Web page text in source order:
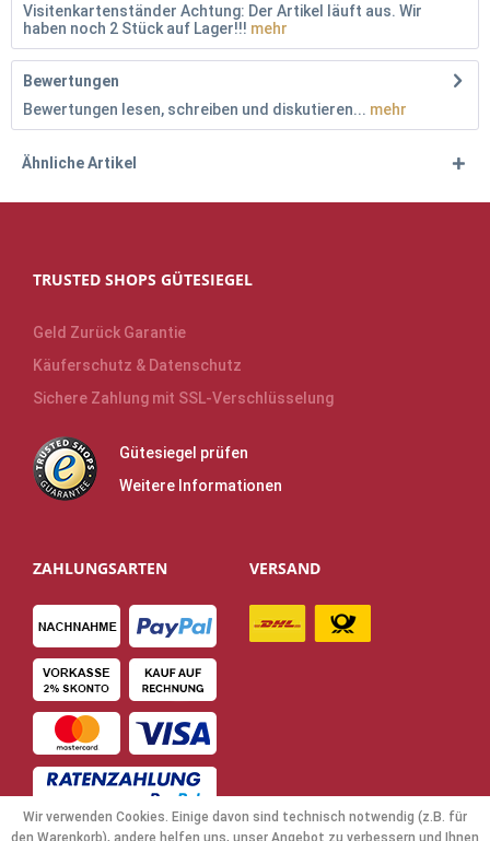
Visitenkartenständer Achtung: Der Artikel läuft aus. Wir
haben noch 2 Stück auf Lager!!! mehr
Bewertungen
Bewertungen lesen, schreiben und diskutieren... mehr
Ähnliche Artikel
TRUSTED SHOPS GÜTESIEGEL
Geld Zurück Garantie
Käuferschutz & Datenschutz
Sichere Zahlung mit SSL-Verschlüsselung
Gütesiegel prüfen
Weitere Informationen
ZAHLUNGSARTEN VERSAND
Wir verwenden Cookies. Einige davon sind technisch notwendig (z.B. für
den Warenkorb), andere helfen uns, unser Angebot zu verbessern und Ihnen